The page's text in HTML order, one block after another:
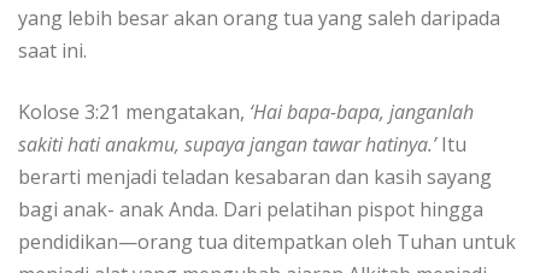
yang lebih besar akan orang tua yang saleh daripada
saat ini.
Kolose 3:21 mengatakan, ‘Hai bapa-bapa, janganlah
sakiti hati anakmu, supaya jangan tawar hatinya.’Itu
berarti menjadi teladan kesabaran dan kasih sayang
bagi anak- anak Anda. Dari pelatihan pispot hingga
pendidikan—orang tua ditempatkan oleh Tuhan untuk